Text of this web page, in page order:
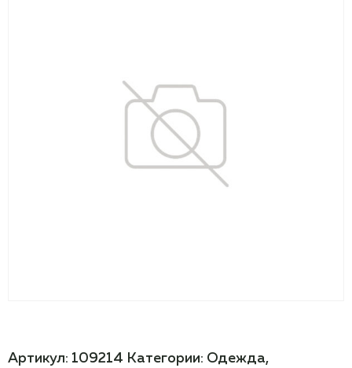
Артикул: 109214 Категории: Одежда,